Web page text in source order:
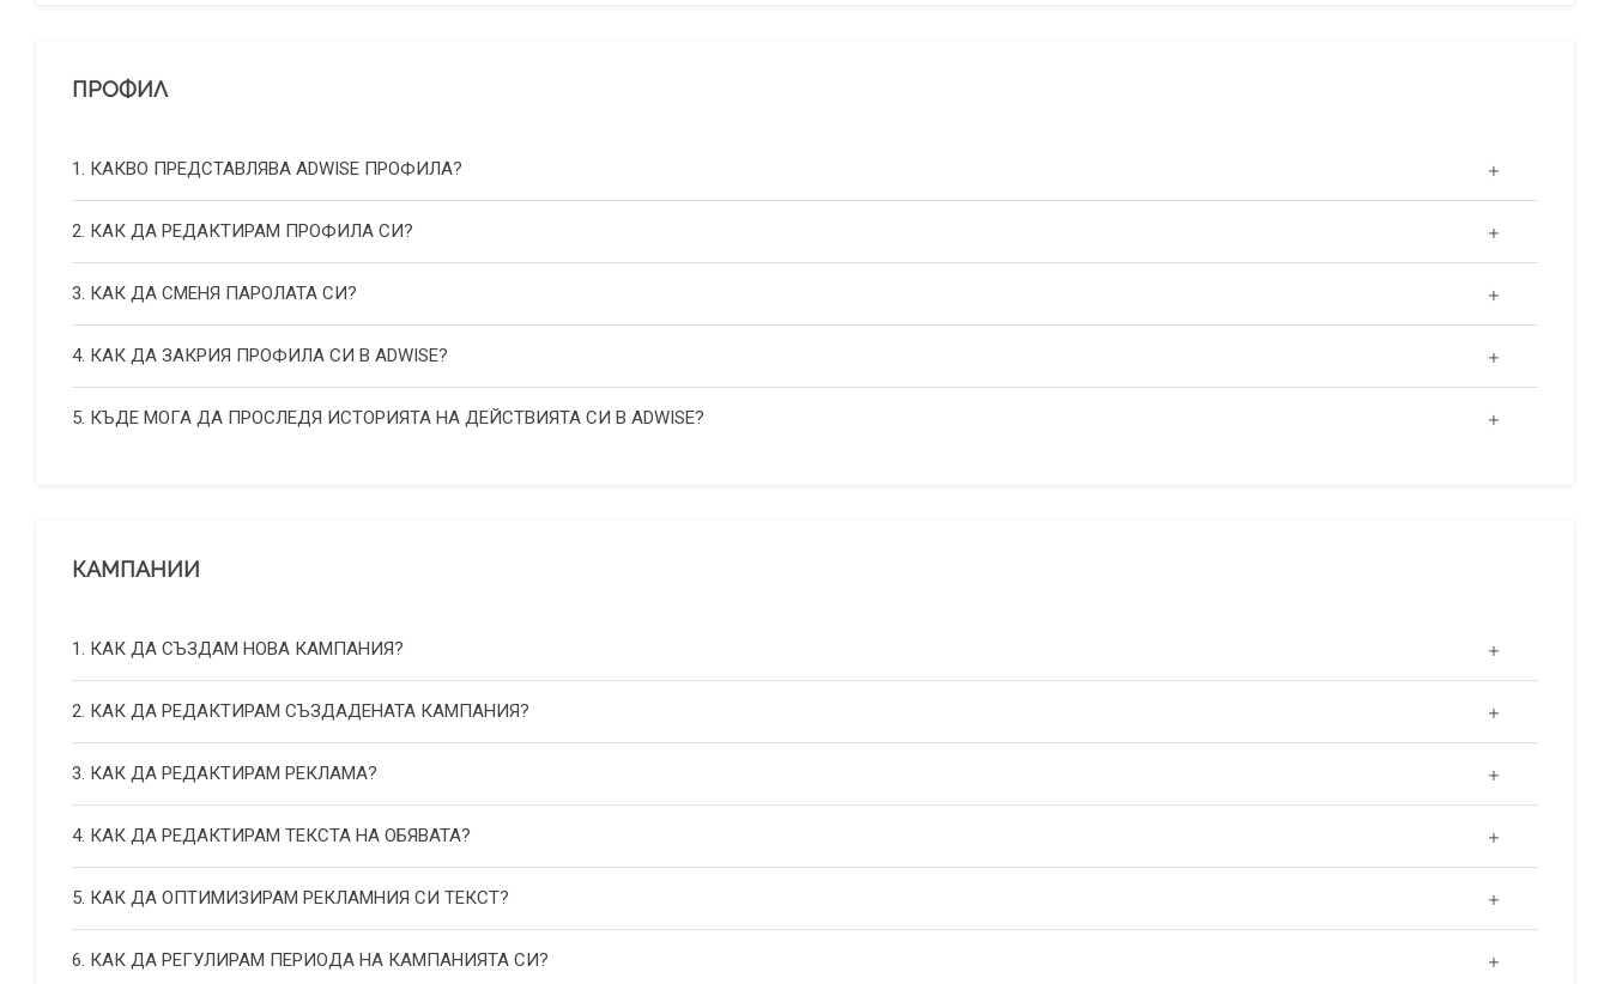
ПРОФИЛ
1. КАКВО ПРЕДСТАВЛЯВА ADWISE ПРОФИЛА?
2. КАК ДА РЕДАКТИРАМ ПРОФИЛА СИ?
3. КАК ДА СМЕНЯ ПАРОЛАТА СИ?
4. КАК ДА ЗАКРИЯ ПРОФИЛА СИ В ADWISE?
5. КЪДЕ МОГА ДА ПРОСЛЕДЯ ИСТОРИЯТА НА ДЕЙСТВИЯТА СИ В ADWISE?
КАМПАНИИ
1. КАК ДА СЪЗДАМ НОВА КАМПАНИЯ?
2. КАК ДА РЕДАКТИРАМ СЪЗДАДЕНАТА КАМПАНИЯ?
3. КАК ДА РЕДАКТИРАМ РЕКЛАМА?
4. КАК ДА РЕДАКТИРАМ ТЕКСТА НА ОБЯВАТА?
5. КАК ДА ОПТИМИЗИРАМ РЕКЛАМНИЯ СИ ТЕКСТ?
6. КАК ДА РЕГУЛИРАМ ПЕРИОДА НА КАМПАНИЯТА СИ?